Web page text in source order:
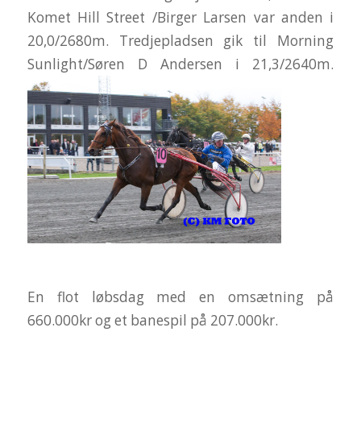
Komet Hill Street /Birger Larsen var anden i
20,0/2680m. Tredjepladsen gik til Morning
Sunlight/Søren D Andersen i 21,3/2640m.
En flot løbsdag med en omsætning på
660.000kr og et banespil på 207.000kr.